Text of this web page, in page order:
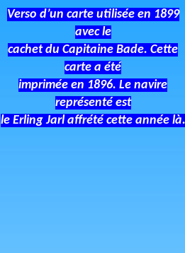
Verso d’un carte utilisée en 1899
avec le
cachet du Capitaine Bade. Cette
carte a été
imprimée en 1896. Le navire
représenté est
le Erling Jarl affrété cette année là.